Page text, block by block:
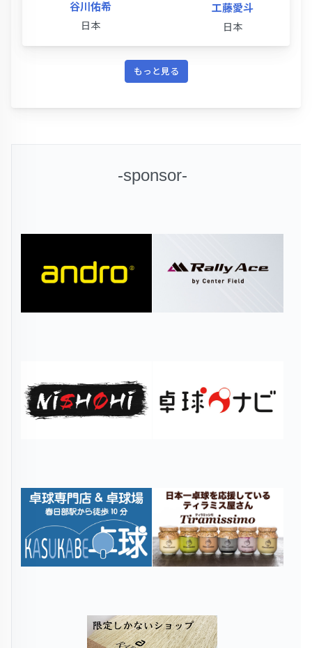
谷川佑希
日本
工藤愛斗
日本
もっと見る
-sponsor-